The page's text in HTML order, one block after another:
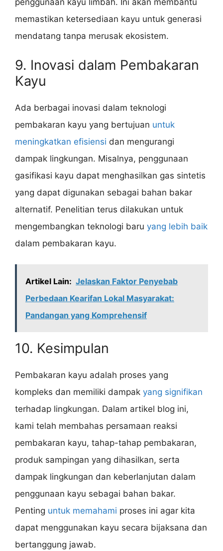
penggunaan kayu limbah. Ini akan membantu
memastikan ketersediaan kayu untuk generasi
mendatang tanpa merusak ekosistem.
9. Inovasi dalam Pembakaran
Kayu
Ada berbagai inovasi dalam teknologi
pembakaran kayu yang bertujuan untuk
meningkatkan efisiensi dan mengurangi
dampak lingkungan. Misalnya, penggunaan
gasifikasi kayu dapat menghasilkan gas sintetis
yang dapat digunakan sebagai bahan bakar
alternatif. Penelitian terus dilakukan untuk
mengembangkan teknologi baru yang lebih baik
dalam pembakaran kayu.
Artikel Lain: Jelaskan Faktor Penyebab
Perbedaan Kearifan Lokal Masyarakat:
Pandangan yang Komprehensif
10. Kesimpulan
Pembakaran kayu adalah proses yang
kompleks dan memiliki dampak yang signifikan
terhadap lingkungan. Dalam artikel blog ini,
kami telah membahas persamaan reaksi
pembakaran kayu, tahap-tahap pembakaran,
produk sampingan yang dihasilkan, serta
dampak lingkungan dan keberlanjutan dalam
penggunaan kayu sebagai bahan bakar.
Penting untuk memahami proses ini agar kita
dapat menggunakan kayu secara bijaksana dan
bertanggung jawab.